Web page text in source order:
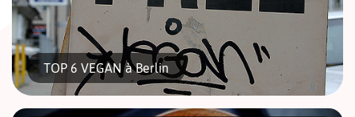
TOP 6 VEGAN à Berlin